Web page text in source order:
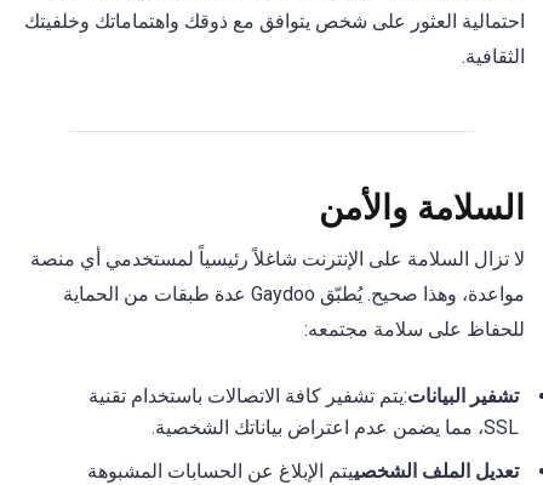
احتمالية العثور على شخص يتوافق مع ذوقك واهتماماتك وخلفيتك
الثقافية.
السلامة والأمن
لا تزال السلامة على الإنترنت شاغلاً رئيسياً لمستخدمي أي منصة
مواعدة، وهذا صحيح. يُطبّق Gaydoo عدة طبقات من الحماية
للحفاظ على سلامة مجتمعه:
تشفير البيانات:يتم تشفير كافة الاتصالات باستخدام تقنية
SSL، مما يضمن عدم اعتراض بياناتك الشخصية.
تعديل الملف الشخصييتم الإبلاغ عن الحسابات المشبوهة